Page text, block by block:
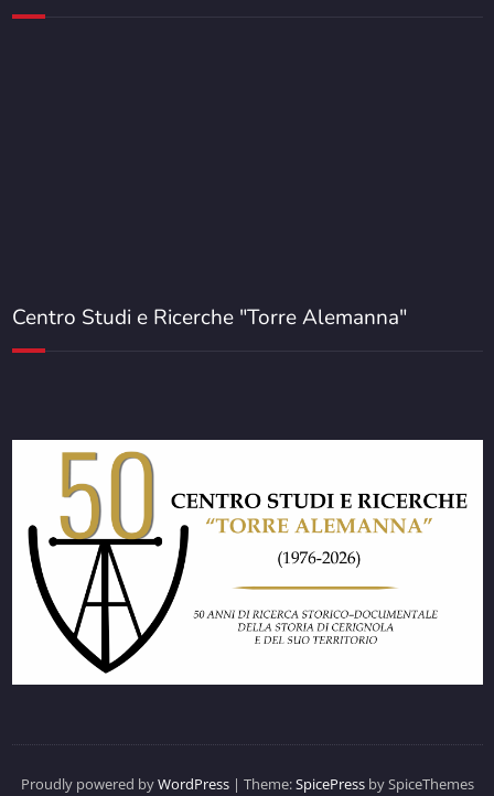
Centro Studi e Ricerche "Torre Alemanna"
Proudly powered byWordPress| Theme:SpicePressby SpiceThemes